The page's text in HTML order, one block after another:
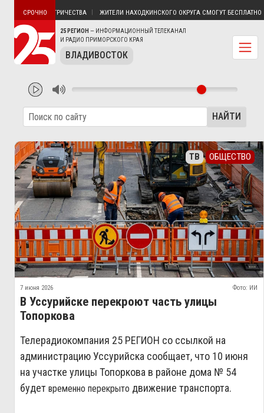
25 РЕГИОН — ИНФОРМАЦИОННЫЙ ТЕЛЕКАНАЛ
И РАДИО ПРИМОРСКОГО КРАЯ
ВЛАДИВОСТОК
СРОЧНО
БЕЗ ЭЛЕКТРИЧЕСТВА ЖИТЕЛИ НАХОДКИНСКОГО ОКРУГА СМОГУТ БЕСПЛАТНО
НАЙТИ
ТВ ОБЩЕСТВО
7 июня 2026 Фото: ИИ
В Уссурийске перекроют часть улицы
Топоркова
Телерадиокомпания 25 РЕГИОН со ссылкой на
администрацию Уссурийска сообщает, что 10 июня
на участке улицы Топоркова в районе дома № 54
будетвременно перекрыто движение транспорта.